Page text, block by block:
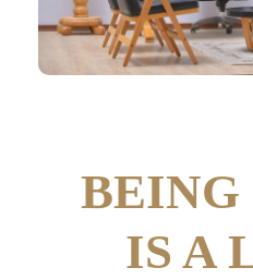
BEING
IS A